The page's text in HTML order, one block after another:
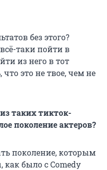
без этого?
таки пойти в
из него в тот
это не твое, чем не
таких тикток-
поколение актеров?
поколение, которым
как было с Comedy